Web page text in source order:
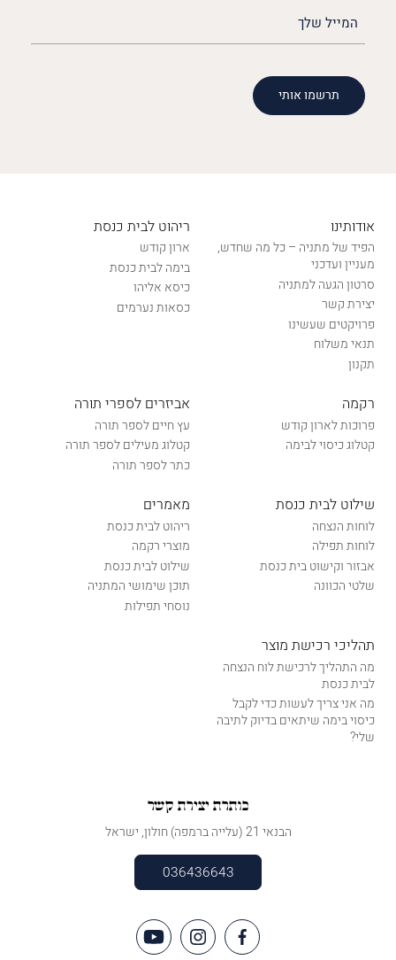
(חובה)
אודותינו
הפיד של מתניה – כל מה שחדש,
מעניין ועדכני
סרטון הגעה למתניה
יצירת קשר
פרויקטים שעשינו
תנאי משלוח
תקנון
ריהוט לבית כנסת
ארון קודש
בימה לבית כנסת
כיסא אליהו
כסאות נערמים
רקמה
פרוכות לארון קודש
קטלוג כיסוי לבימה
אביזרים לספרי תורה
עץ חיים לספר תורה
קטלוג מעילים לספר תורה
כתר לספר תורה
שילוט לבית כנסת
לוחות הנצחה
לוחות תפילה
אבזור וקישוט בית כנסת
שלטי הכוונה
מאמרים
ריהוט לבית כנסת
מוצרי רקמה
שילוט לבית כנסת
תוכן שימושי המתניה
נוסחי תפילות
תהליכי רכישת מוצר
מה התהליך לרכישת לוח הנצחה
לבית כנסת
מה אני צריך לעשות כדי לקבל
כיסוי בימה שיתאים בדיוק לתיבה
שלי?
כותרת יצירת קשר
הבנאי 21 (עלייה ברמפה) חולון, ישראל
036436643